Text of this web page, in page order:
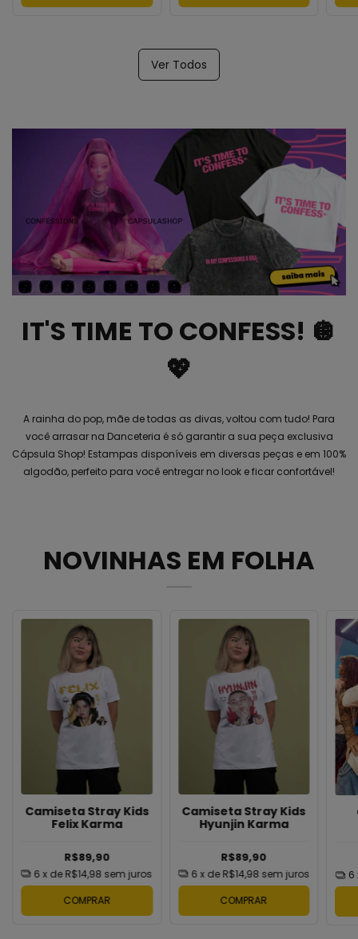
Ver Todos
IT'S TIME TO CONFESS! 🪩
💖
A rainha do pop, mãe de todas as divas, voltou com tudo! Para
você arrasar na Danceteria é só garantir a sua peça exclusiva
Cápsula Shop! Estampas disponíveis em diversas peças e em 100%
algodão, perfeito para você entregar no look e ficar confortável!
NOVINHAS EM FOLHA
Camiseta Stray Kids
Felix Karma
R$89,90
6x deR$14,98 sem juros
COMPRAR
Camiseta Stray Kids
Hyunjin Karma
R$89,90
6x deR$14,98 sem juros
COMPRAR
6